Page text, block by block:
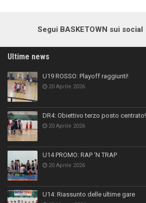
Segui BASKETOWN sui social
Ultime news
U19 ROSSO: Playoff raggiunti!
20 Aprile 2026
DR4: Obiettivo terzo posto centrato!
20 Aprile 2026
U14 PROMO: RAP ‘N TRAP
20 Aprile 2026
U14: Riassunto delle ultime gare